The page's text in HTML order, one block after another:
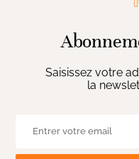
Saisissez votre
la